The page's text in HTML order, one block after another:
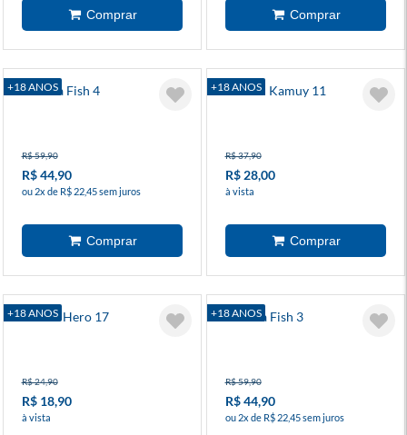
+18 ANOS
Banana Fish 4
R$ 59,90
R$ 44,90
ou 2x de R$ 22,45 sem juros
+18 ANOS
Golden Kamuy 11
R$ 37,90
R$ 28,00
à vista
+18 ANOS
I Am A Hero 17
R$ 24,90
R$ 18,90
à vista
+18 ANOS
Banana Fish 3
R$ 59,90
R$ 44,90
ou 2x de R$ 22,45 sem juros